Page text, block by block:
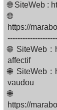
🌐 SiteWeb :
🌐
https://
🌐 SiteWeb :
affectif
🌐 SiteWeb :
vaudou
🌐
https://